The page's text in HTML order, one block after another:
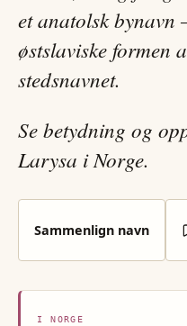
et anatolsk
østslaviske formen
stedsnavnet.
Se betydning og
Larysa i Norge.
Sammenlign navn
I NORGE